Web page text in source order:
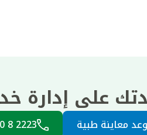
على إدارة
معاينة طبية 2223 8 800